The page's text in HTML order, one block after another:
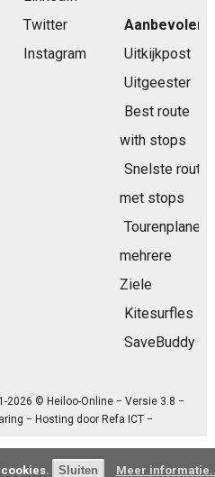
Twitter
Instagram
Aanbevolen
Uitkijkpost
Uitgeester
Best route
with stops
Snelste route
met stops
Tourenplaner
mehrere
Ziele
Kitesurfles
SaveBuddy
2026 © Heiloo-Online − Versie 3.8 −
− Hosting door Refa ICT −
Meer